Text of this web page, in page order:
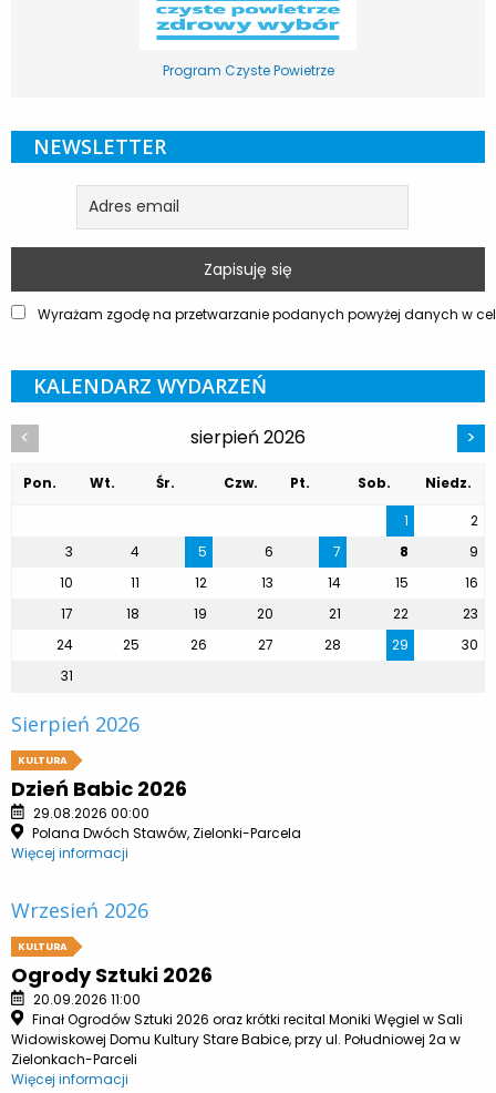
Program Czyste Powietrze
NEWSLETTER
Wyrażam zgodę na przetwarzanie podanych powyżej danych w
KALENDARZ WYDARZEŃ
< sierpień 2026 >
Pon. Wt. Śr. Czw. Pt. Sob.
Niedz.
1
2
3
4 5 6 7 8
9
10
11 12 13 14 15
16
17
18 19 20 21 22
23
24
25 26 27 28 29
30
31
Sierpień 2026
KULTURA
Dzień Babic 2026
29.08.2026 00:00
Polana Dwóch Stawów, Zielonki-Parcela
Więcej informacji
Wrzesień 2026
KULTURA
Ogrody Sztuki 2026
20.09.2026 11:00
Finał Ogrodów Sztuki 2026 oraz krótki recital Moniki Węgiel w Sali
Widowiskowej Domu Kultury Stare Babice, przy ul. Południowej 2a w
Zielonkach-Parceli
Więcej informacji